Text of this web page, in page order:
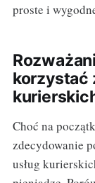
proste i
korzystać
Choć na
zdecydowanie
usług